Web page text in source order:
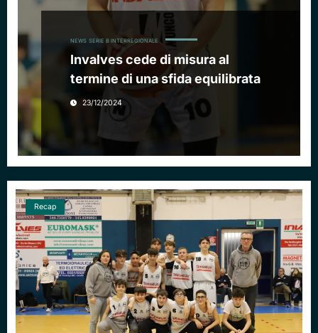
NEWS SERIE B INTERREGIONALE
Invalves cede di misura al
termine di una sfida equilibrata
23/12/2024
Recap